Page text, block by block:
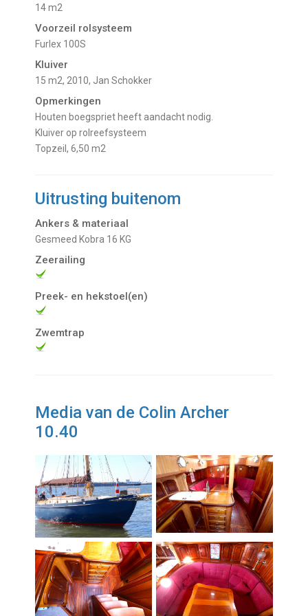
14 m2
Voorzeil rolsysteem
Furlex 100S
Kluiver
15 m2, 2010, Jan Schokker
Opmerkingen
Houten boegspriet heeft aandacht nodig.
Kluiver op rolreefsysteem
Topzeil, 6,50 m2
Uitrusting buitenom
Ankers & materiaal
Gesmeed Kobra 16 KG
Zeerailing
Preek- en hekstoel(en)
Zwemtrap
Media van de Colin Archer
10.40